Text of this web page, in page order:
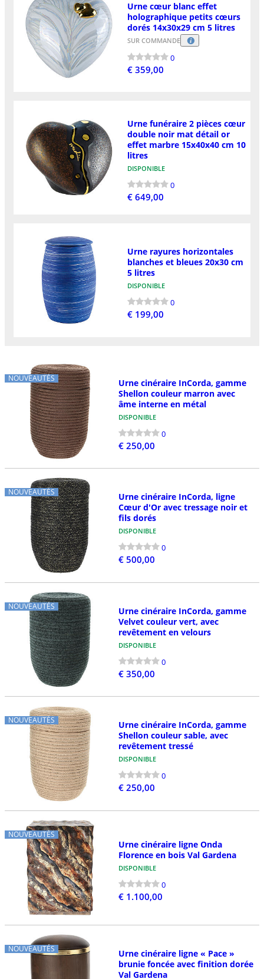
Urne cœur blanc effet
holographique petits cœurs
dorés 14x30x29 cm 5 litres
SUR COMMANDE
0
€ 359,00
Urne funéraire 2 pièces cœur
double noir mat détail or
effet marbre 15x40x40 cm 10
litres
DISPONIBLE
0
€ 649,00
Urne rayures horizontales
blanches et bleues 20x30 cm
5 litres
DISPONIBLE
0
€ 199,00
NOUVEAUTÉS
Urne cinéraire InCorda, gamme
Shellon couleur marron avec
âme interne en métal
DISPONIBLE
0
€ 250,00
NOUVEAUTÉS
Urne cinéraire InCorda, ligne
Cœur d'Or avec tressage noir et
fils dorés
DISPONIBLE
0
€ 500,00
NOUVEAUTÉS
Urne cinéraire InCorda, gamme
Velvet couleur vert, avec
revêtement en velours
DISPONIBLE
0
€ 350,00
NOUVEAUTÉS
Urne cinéraire InCorda, gamme
Shellon couleur sable, avec
revêtement tressé
DISPONIBLE
0
€ 250,00
NOUVEAUTÉS
Urne cinéraire ligne Onda
Florence en bois Val Gardena
DISPONIBLE
0
€ 1.100,00
NOUVEAUTÉS
Urne cinéraire ligne « Pace »
brunie foncée avec finition dorée
Val Gardena